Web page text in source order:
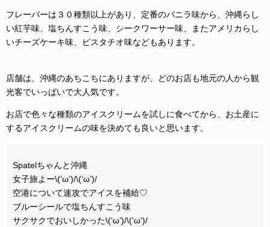
フレーバーは３０種類以上があり、定番のバニラ味から、沖縄らし
い紅芋味、塩ちんすこう味、シークワーサー味、またアメリカらし
いチーズケーキ味、ピスタチオ味などもあります。
店舗は、沖縄のあちこちにありますが、どのお店も地元の人から観
光客でいっぱいで大人気です。
お店で色々な種類のアイスクリームを試しに食べてから、お土産に
するアイスクリームの味を決めても良いと思います。
Spatelちゃんと沖縄
女子旅よー\(‘ω’)/\(‘ω’)/
空港について速攻でアイスを補給♡
ブルーシールで塩ちんすこう味
サクサクでおいしかった\(‘ω’)/\(‘ω’)/